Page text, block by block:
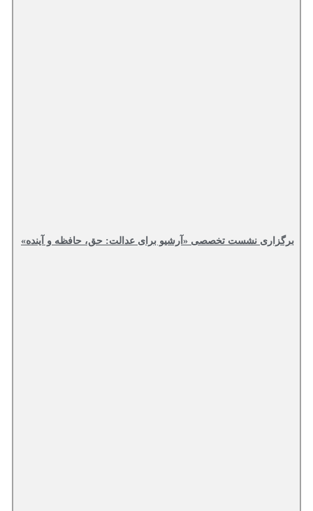
برگزاری نشست تخصصی «آرشیو برای عدالت: حق، حافظه و آینده»